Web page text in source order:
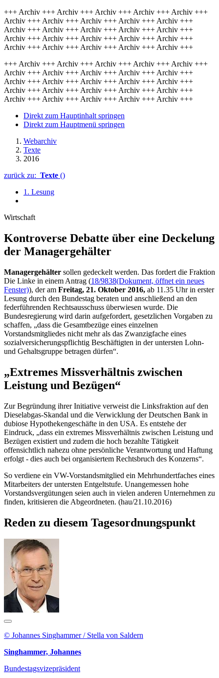
+++ Archiv +++ Archiv +++ Archiv +++ Archiv +++ Archiv +++
Archiv +++ Archiv +++ Archiv +++ Archiv +++ Archiv +++
Archiv +++ Archiv +++ Archiv +++ Archiv +++ Archiv +++
Archiv +++ Archiv +++ Archiv +++ Archiv +++ Archiv +++
Archiv +++ Archiv +++ Archiv +++ Archiv +++ Archiv +++
+++ Archiv +++ Archiv +++ Archiv +++ Archiv +++ Archiv +++
Archiv +++ Archiv +++ Archiv +++ Archiv +++ Archiv +++
Archiv +++ Archiv +++ Archiv +++ Archiv +++ Archiv +++
Archiv +++ Archiv +++ Archiv +++ Archiv +++ Archiv +++
Archiv +++ Archiv +++ Archiv +++ Archiv +++ Archiv +++
Direkt zum Hauptinhalt springen
Direkt zum Hauptmenü springen
Webarchiv
Texte
2016
zurück zu: Texte ()
1. Lesung
Wirtschaft
Kontroverse Debatte über eine Deckelung
der Managergehälter
Managergehälter sollen gedeckelt werden. Das fordert die Fraktion
Die Linke in einem Antrag (18/9838(Dokument, öffnet ein neues
Fenster)), der am Freitag, 21. Oktober 2016, ab 11.35 Uhr in erster
Lesung durch den Bundestag beraten und anschließend an den
federführenden Rechtsausschuss überwiesen wurde. Die
Bundesregierung wird darin aufgefordert, gesetzlichen Vorgaben zu
schaffen, „dass die Gesamtbezüge eines einzelnen
Vorstandsmitgliedes nicht mehr als das Zwanzigfache eines
sozialversicherungspflichtig Beschäftigten in der untersten Lohn-
und Gehaltsgruppe betragen dürfen“.
„Extremes Missverhältnis zwischen
Leistung und Bezügen“
Zur Begründung ihrer Initiative verweist die Linksfraktion auf den
Dieselabgas-Skandal und die Verwicklung der Deutschen Bank in
dubiose Hypothekengeschäfte in den USA. Es entstehe der
Eindruck, „dass ein extremes Missverhältnis zwischen Leistung und
Bezügen existiert und zudem die hoch bezahlte Tätigkeit
offensichtlich nahezu ohne persönliche Verantwortung und Haftung
erfolgt - dies auch bei organisiertem Rechtsbruch des Konzerns“.
So verdiene ein VW-Vorstandsmitglied ein Mehrhundertfaches eines
Mitarbeiters der untersten Entgeltstufe. Unangemessen hohe
Vorstandsvergütungen seien auch in vielen anderen Unternehmen zu
finden, kritisieren die Abgeordneten. (hau/21.10.2016)
Reden zu diesem Tagesordnungspunkt
© Johannes Singhammer / Stella von Saldern
Singhammer, Johannes
Bundestagsvizepräsident